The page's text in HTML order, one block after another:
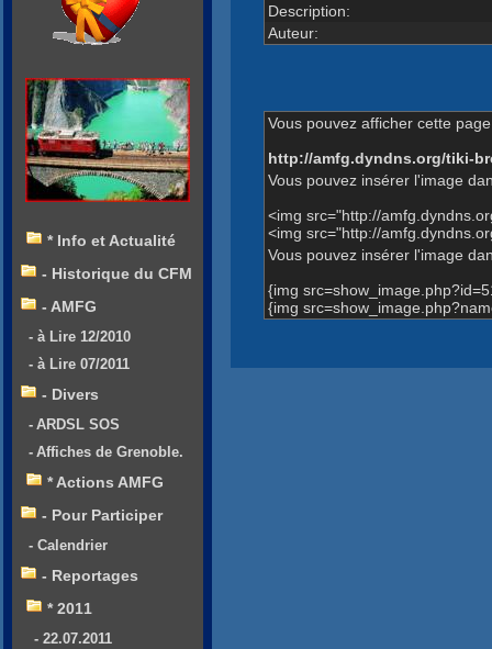
Description:
Auteur:
Vous pouvez afficher cette
http://amfg.dyndns.org/tiki-
Vous pouvez insérer l'image
<img src="http://
<img src="http://
Vous pouvez insérer l'image
{img
{img
* Info et Actualité
- Historique du CFM
- AMFG
- à Lire 12/2010
- à Lire 07/2011
- Divers
- ARDSL SOS
- Affiches de Grenoble.
* Actions AMFG
- Pour Participer
- Calendrier
- Reportages
* 2011
- 22.07.2011